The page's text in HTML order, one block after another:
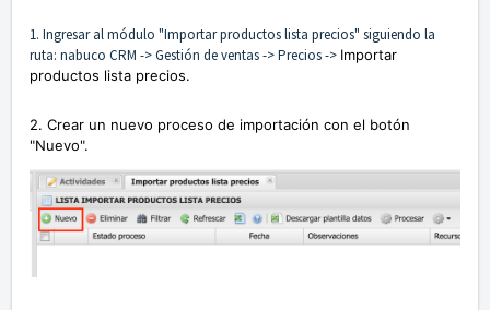
1. Ingresar al módulo "Importar productos lista precios" siguiendo la
ruta: nabuco CRM -> Gestión de ventas -> Precios -> Importar
productos lista precios.
2. Crear un nuevo proceso de importación con el botón
"Nuevo".